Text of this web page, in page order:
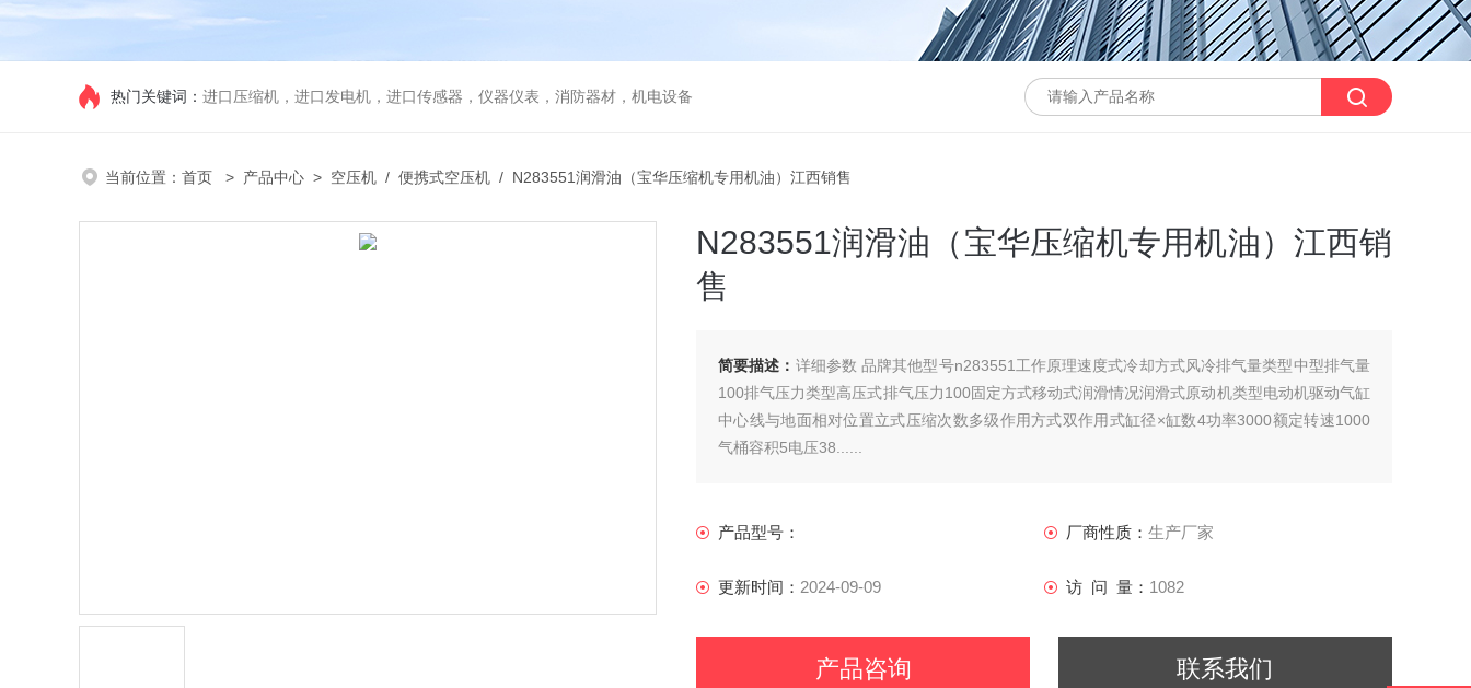
热门关键词： 进口压缩机，进口发电机，进口传感器，仪器仪表，消防器材，机电设备
当前位置： 首页 > 产品中心 > 空压机 / 便携式空压机 / N283551润滑油（宝华压缩机专用机油）江西销售
N283551润滑油（宝华压缩机专用机油）江西销
售
简要描述： 详细参数 品牌其他型号n283551工作原理速度式冷却方式风冷排气量类型中型排气量
100排气压力类型高压式排气压力100固定方式移动式润滑情况润滑式原动机类型电动机驱动气缸
中心线与地面相对位置立式压缩次数多级作用方式双作用式缸径×缸数4功率3000额定转速1000
气桶容积5电压38......
产品型号： 厂商性质： 生产厂家
更新时间： 2024-09-09 访 问 量： 1082
产品咨询 联系我们